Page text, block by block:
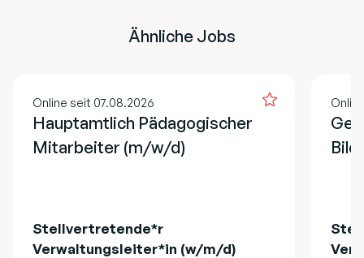
Ähnliche Jobs
Online seit 07.08.2026
Hauptamtlich Pädagogischer
Mitarbeiter (m/w/d)
Stellvertretende*r
Verwaltungsleiter*in (w/m/d)